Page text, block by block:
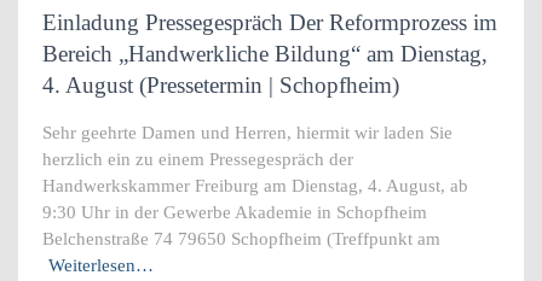
Einladung Pressegespräch Der Reformprozess im
Bereich „Handwerkliche Bildung“ am Dienstag,
4. August (Pressetermin | Schopfheim)
Sehr geehrte Damen und Herren, hiermit wir laden Sie
herzlich ein zu einem Pressegespräch der
Handwerkskammer Freiburg am Dienstag, 4. August, ab
9:30 Uhr in der Gewerbe Akademie in Schopfheim
Belchenstraße 74 79650 Schopfheim (Treffpunkt am
Weiterlesen…